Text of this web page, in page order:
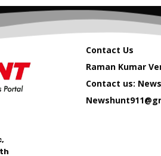
Contact Us
Raman Kumar
Contact us: